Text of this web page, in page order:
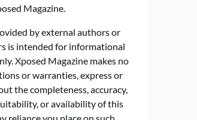
Magazine.
by external authors or
is intended for informational
Xposed Magazine makes no
or warranties, express or
the completeness, accuracy,
or availability of this
reliance you place on such